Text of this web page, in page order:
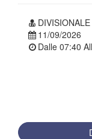
11/09/2026
Dalle 07:40